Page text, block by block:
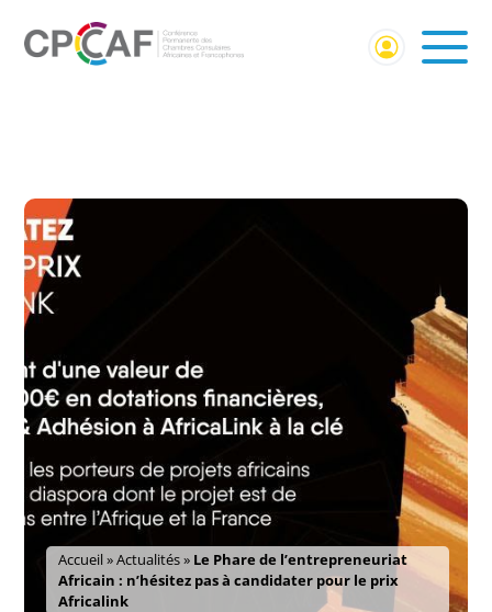
Accueil»Actualités» Le Phare de l’entrepreneuriat
Africain : n’hésitez pas à candidater pour le prix
Africalink